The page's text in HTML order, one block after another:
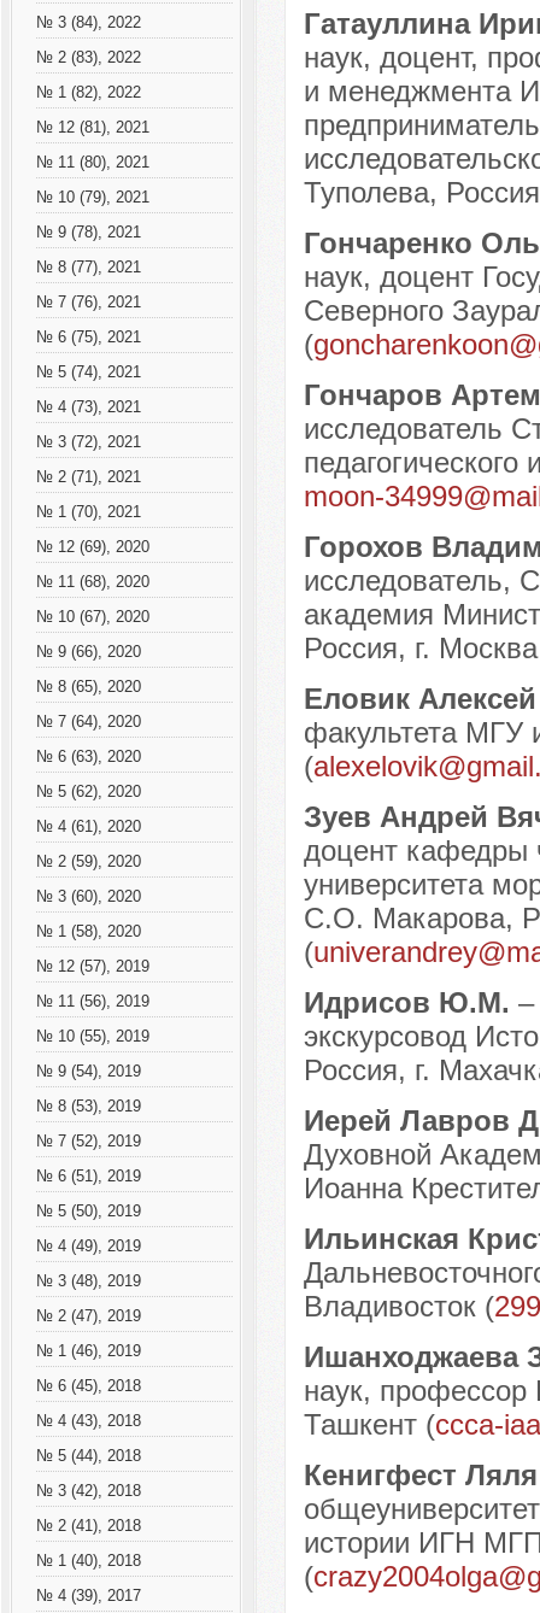
№ 3 (84), 2022
№ 2 (83), 2022
№ 1 (82), 2022
№ 12 (81), 2021
№ 11 (80), 2021
№ 10 (79), 2021
№ 9 (78), 2021
№ 8 (77), 2021
№ 7 (76), 2021
№ 6 (75), 2021
№ 5 (74), 2021
№ 4 (73), 2021
№ 3 (72), 2021
№ 2 (71), 2021
№ 1 (70), 2021
№ 12 (69), 2020
№ 11 (68), 2020
№ 10 (67), 2020
№ 9 (66), 2020
№ 8 (65), 2020
№ 7 (64), 2020
№ 6 (63), 2020
№ 5 (62), 2020
№ 4 (61), 2020
№ 2 (59), 2020
№ 3 (60), 2020
№ 1 (58), 2020
№ 12 (57), 2019
№ 11 (56), 2019
№ 10 (55), 2019
№ 9 (54), 2019
№ 8 (53), 2019
№ 7 (52), 2019
№ 6 (51), 2019
№ 5 (50), 2019
№ 4 (49), 2019
№ 3 (48), 2019
№ 2 (47), 2019
№ 1 (46), 2019
№ 6 (45), 2018
№ 4 (43), 2018
№ 5 (44), 2018
№ 3 (42), 2018
№ 2 (41), 2018
№ 1 (40), 2018
№ 4 (39), 2017
Гатауллина
наук, доцент,
и менеджмента
Туполева,
Гончаренко
наук, доцент
Северного
(
Гончаров
исследователь
moon-
Горохов
исследователь,
академия
Россия, г.
Еловик
факультета МГУ
(
Зуев Андрей
доцент кафедры
университета
С.О. Макарова,
(
Идрисов Ю.М. –
экскурсовод
Россия, г.
Иерей Лавров
Духовной
Иоанна
Ильинская
Владивосток (
Ишанходжаева
наук, профессор
Ташкент (ccca-
Кенигфест
истории ИГН
(